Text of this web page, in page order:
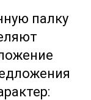
палку